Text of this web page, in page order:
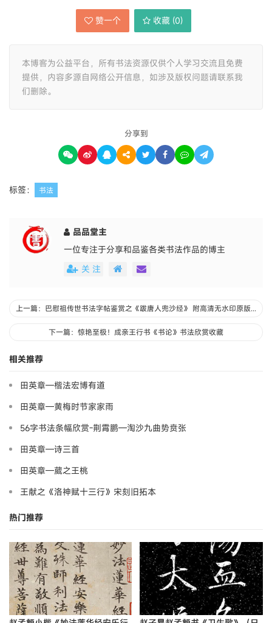
赞一个 收藏 (0)
本博客为公益平台，所有书法资源仅供个人学习交流且免费
提供，内容多源自网络公开信息，如涉及版权问题请联系我
们删除。
分享到
标签： 书法
品品堂主
一位专注于分享和品鉴各类书法作品的博主
关 注
上一篇：巴慰祖传世书法字帖鉴赏之《跋唐人兜沙经》 附高清无水印原版大图
下一篇：惊艳至极！成亲王行书《书论》书法欣赏收藏
相关推荐
田英章—楷法宏博有道
田英章—黄梅时节家家雨
56字书法条幅欣赏-荆霄鹏—淘沙九曲势贲张
田英章—诗三首
田英章—葳之王桃
王献之《洛神赋十三行》宋刻旧拓本
热门推荐